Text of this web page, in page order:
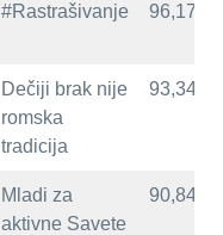
#Rastrašivanje 96,17
Dečiji brak nije
romska
tradicija
93,34
Mladi za
aktivne Savete
90,84